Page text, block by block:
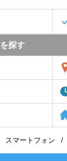
探す
スマートフォン